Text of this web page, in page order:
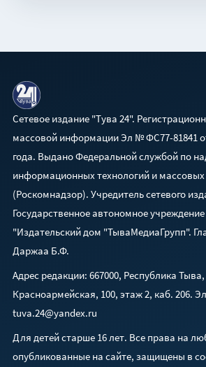
Сетевое издание "Тува 24".
массовой информации Эл № ФС77-81841
года. Выдано Федеральной службой по
информационных технологий и
(Роскомнадзор). Учредитель сетевого
Государственное автономное
"Издательский дом "ТываМедиаГрупп".
Даржаа Б.Ф.
Адрес редакции: 667000, Республика
Красноармейская, 100, этаж 2, каб. 206.
tuva.24@yandex.ru
Для детей старше 16 лет. Все права на
опубликованные на сайте, защищены в